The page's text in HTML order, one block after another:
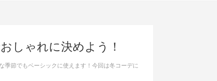
しゃれに決めよう！
季節でもベーシックに使えます！今回は冬コーデに